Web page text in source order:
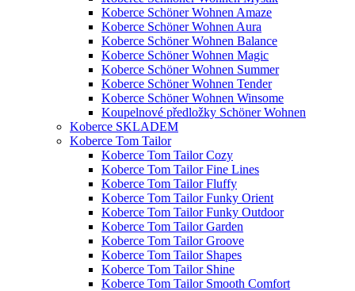
Koberce Schöner Wohnen Amaze
Koberce Schöner Wohnen Aura
Koberce Schöner Wohnen Balance
Koberce Schöner Wohnen Magic
Koberce Schöner Wohnen Summer
Koberce Schöner Wohnen Tender
Koberce Schöner Wohnen Winsome
Koupelnové předložky Schöner Wohnen
Koberce SKLADEM
Koberce Tom Tailor
Koberce Tom Tailor Cozy
Koberce Tom Tailor Fine Lines
Koberce Tom Tailor Fluffy
Koberce Tom Tailor Funky Orient
Koberce Tom Tailor Funky Outdoor
Koberce Tom Tailor Garden
Koberce Tom Tailor Groove
Koberce Tom Tailor Shapes
Koberce Tom Tailor Shine
Koberce Tom Tailor Smooth Comfort